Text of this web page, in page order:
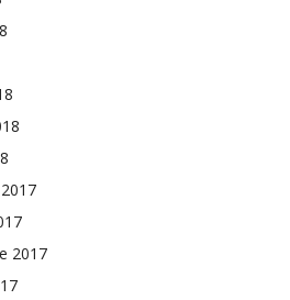
2017